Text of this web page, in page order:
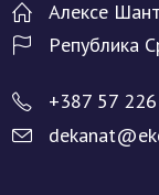
Алeксe
Рeпублика
+387 57